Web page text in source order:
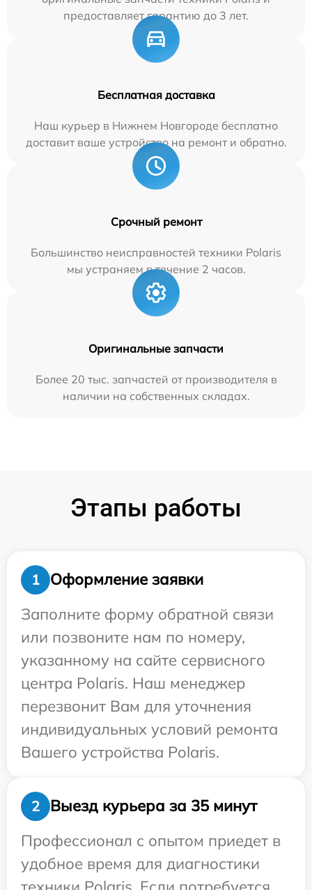
предоставляет гарантию до 3 лет.
Бесплатная доставка
Наш курьер в Нижнем Новгороде бесплатно
доставит ваше устройство на ремонт и обратно.
Срочный ремонт
Большинство неисправностей техники Polaris
мы устраняем в течение 2 часов.
Оригинальные запчасти
Более 20 тыс. запчастей от производителя в
наличии на собственных складах.
Этапы работы
1
Оформление заявки
Заполните форму обратной связи
или позвоните нам по номеру,
указанному на сайте сервисного
центра Polaris. Наш менеджер
перезвонит Вам для уточнения
индивидуальных условий ремонта
Вашего устройства Polaris.
2
Выезд курьера за 35 минут
Профессионал с опытом приедет в
удобное время для диагностики